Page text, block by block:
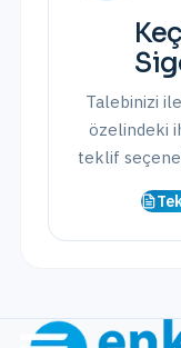
Talebinizi
özelindeki
teklif